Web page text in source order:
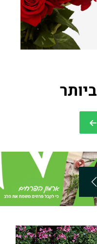
ביותר